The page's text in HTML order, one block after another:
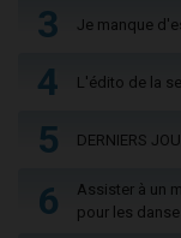
3 Je manque
4 L'édito de la
5 DERNIERS
6
Assister à un
pour les